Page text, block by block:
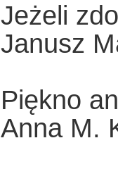
Jeżeli
Janusz
Piękno
Anna M.